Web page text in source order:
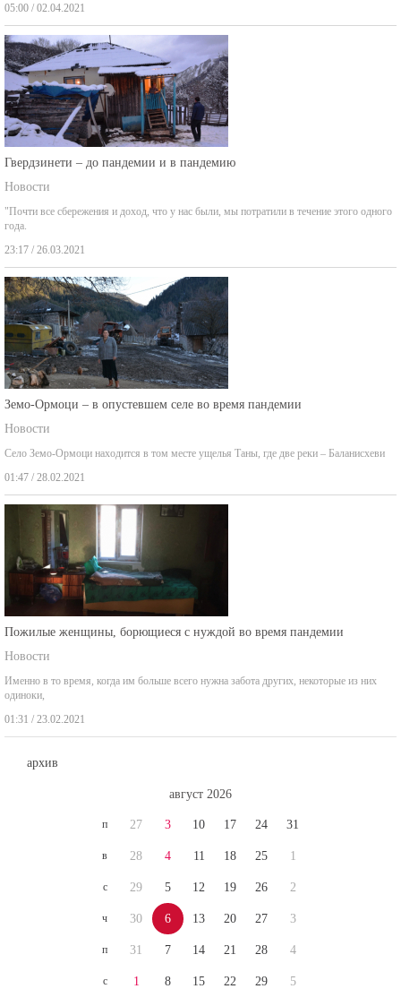
05:00 / 02.04.2021
Гвердзинети – до пандемии и в пандемию
Новости
"Почти все сбережения и доход, что у нас были, мы потратили в течение этого одного
года.
23:17 / 26.03.2021
Земо-Ормоци – в опустевшем селе во время пандемии
Новости
Село Земо-Ормоци находится в том месте ущелья Таны, где две реки – Баланисхеви
01:47 / 28.02.2021
Пожилые женщины, борющиеся с нуждой во время пандемии
Новости
Именно в то время, когда им больше всего нужна забота других, некоторые из них
одиноки,
01:31 / 23.02.2021
архив
август 2026
п
в
с
ч
п
с
27
28
29
30
31
1
3
4
5
6
7
8
10
11
12
13
14
15
17
18
19
20
21
22
24
25
26
27
28
29
31
1
2
3
4
5